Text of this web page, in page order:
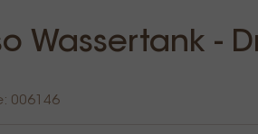
Wassertank -
006146